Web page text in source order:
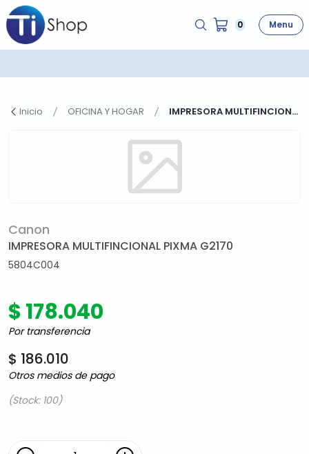
0 Menu
Inicio OFICINA Y HOGAR IMPRESORA MULTIFINCION...
Canon
IMPRESORA MULTIFINCIONAL PIXMA G2170
5804C004
$ 178.040
Por transferencia
$ 186.010
Otros medios de pago
(Stock: 100)